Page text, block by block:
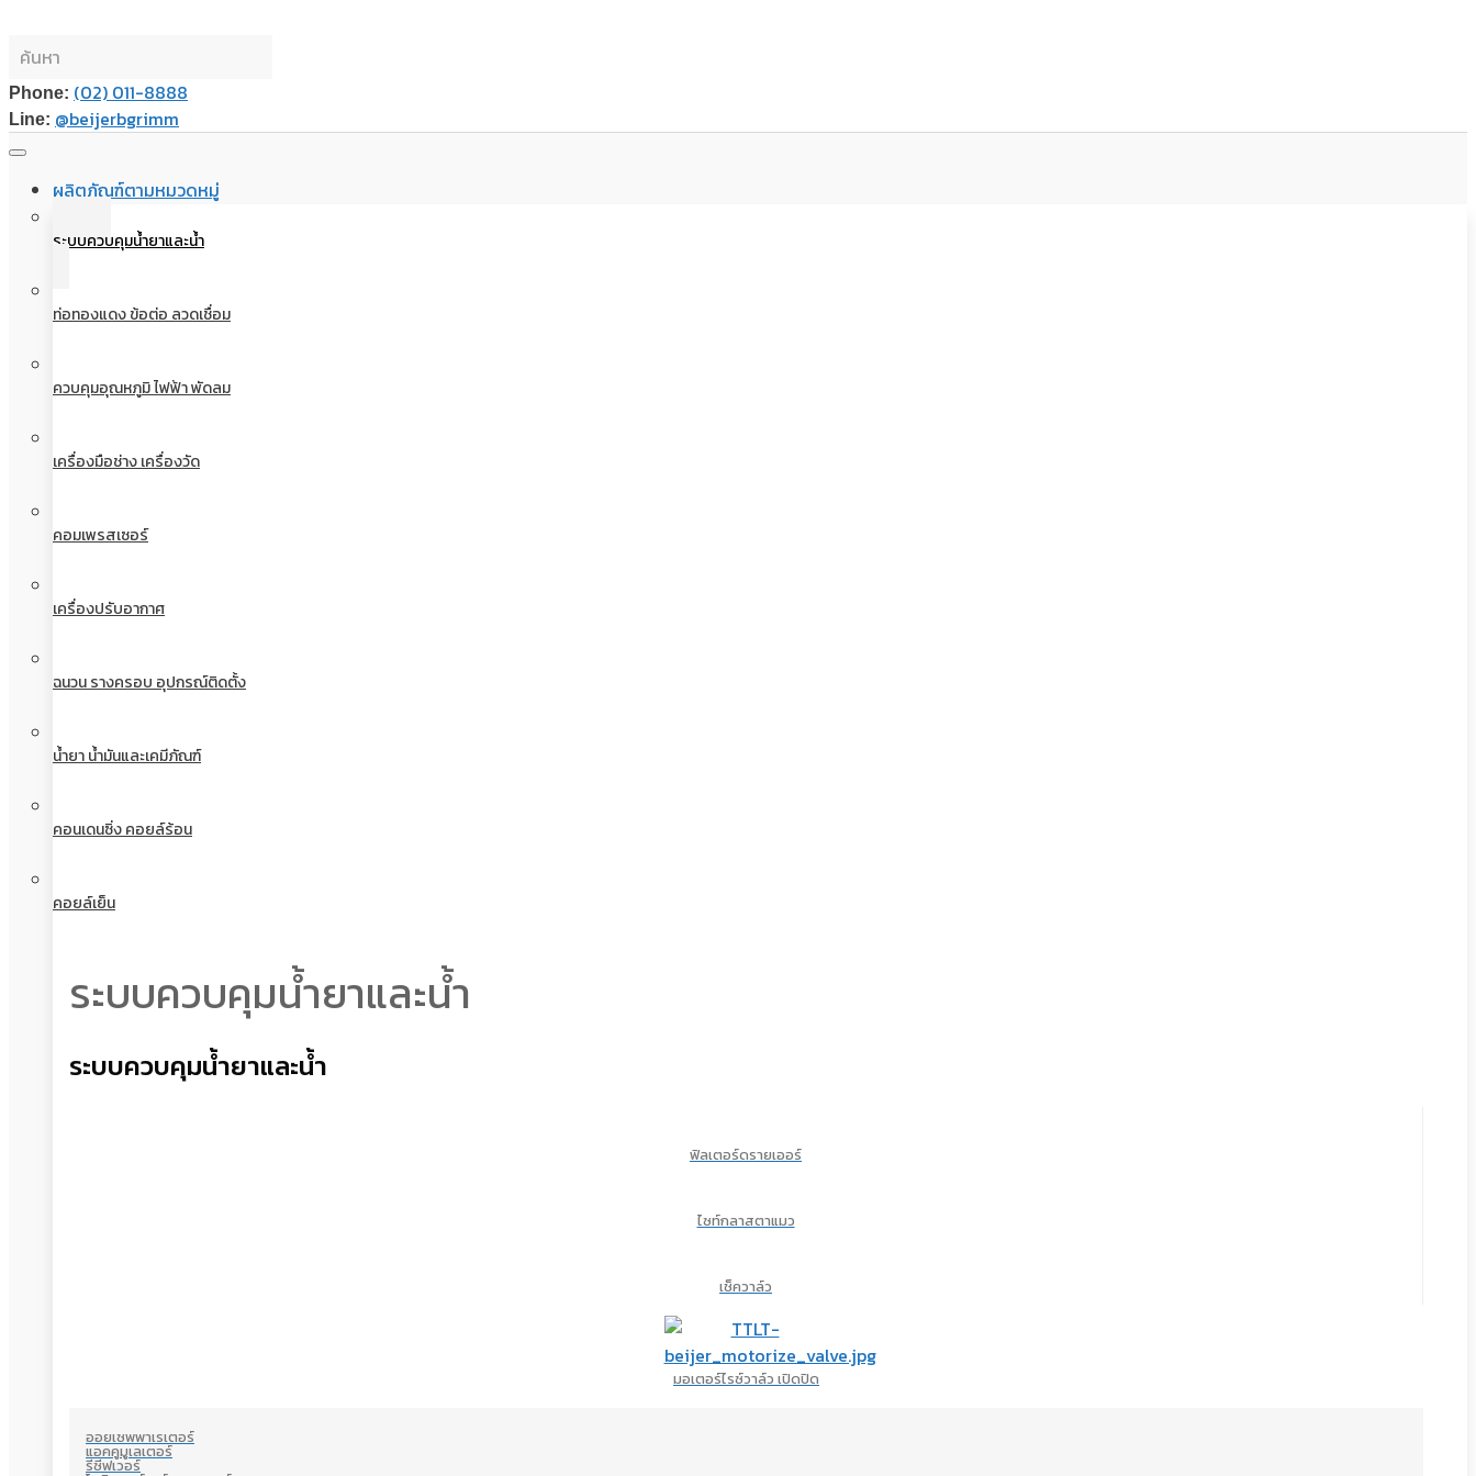
Phone: (02) 011-8888
Line: @beijerbgrimm
ผลิตภัณฑ์ตามหมวดหมู่
ระบบควบคุมน้ำยาและน้ำ
ท่อทองแดง ข้อต่อ ลวดเชื่อม
ควบคุมอุณหภูมิ ไฟฟ้า พัดลม
เครื่องมือช่าง เครื่องวัด
คอมเพรสเซอร์
เครื่องปรับอากาศ
ฉนวน รางครอบ อุปกรณ์ติดตั้ง
น้ำยา น้ำมันและเคมีภัณฑ์
คอนเดนซิ่ง คอยล์ร้อน
คอยล์เย็น
ระบบควบคุมน้ำยาและน้ำ
ระบบควบคุมน้ำยาและน้ำ
ฟิลเตอร์ดรายเออร์
ไซท์กลาสตาแมว
เช็ควาล์ว
มอเตอร์ไรซ์วาล์ว เปิดปิด
ออยเซพพาเรเตอร์
แอคคูมูเลเตอร์
รีซีฟเวอร์